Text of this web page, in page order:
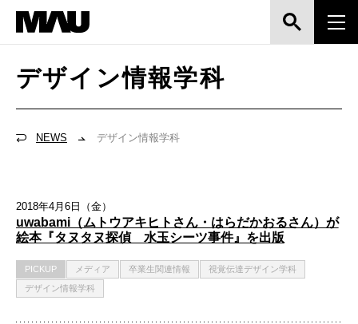
NEWS デザイン情報学科
デザイン情報学科
2018年4月6日（金）
uwabami（ムトウアキヒトさん・はらだかおるさん）が
絵本『タヌタヌ探偵 水玉シーツ事件』を出版
PICKUP メディア 卒業生関連情報
視覚伝達デザイン学科
デザイン情報学科